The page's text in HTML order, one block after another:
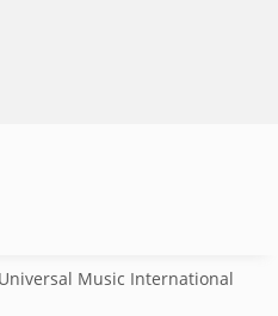
Music International